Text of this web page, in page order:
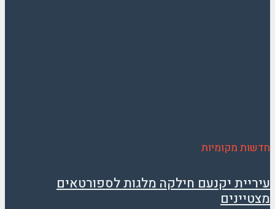
חדשות מקומיות
עיריית יקנעם חילקה מלגות לספורטאים
מצטיינים